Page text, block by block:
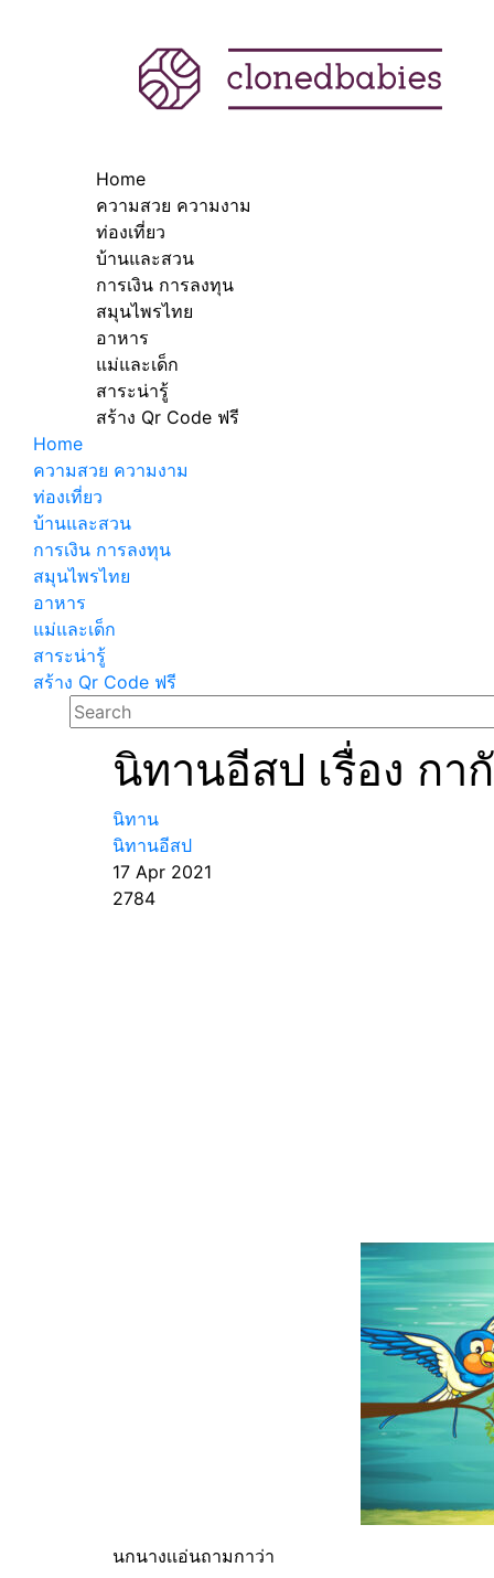
Home
ความสวย ความงาม
ท่องเที่ยว
บ้านและสวน
การเงิน การลงทุน
สมุนไพรไทย
อาหาร
แม่และเด็ก
สาระน่ารู้
สร้าง Qr Code ฟรี
Home
ความสวย ความงาม
ท่องเที่ยว
บ้านและสวน
การเงิน การลงทุน
สมุนไพรไทย
อาหาร
แม่และเด็ก
สาระน่ารู้
สร้าง Qr Code ฟรี
นิทานอีสป เรื่อง ก
นิทาน
นิทานอีสป
17 Apr 2021
2784
นกนางเเอ่นถามกาว่า